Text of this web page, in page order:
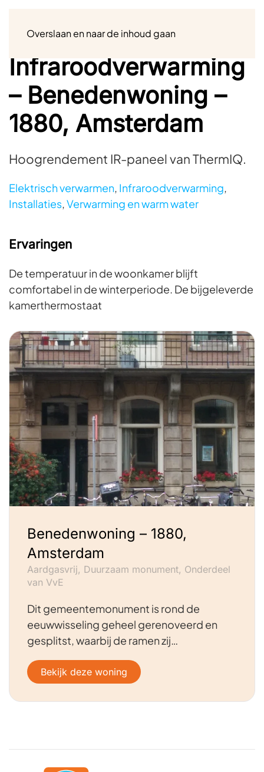
Overslaan en naar de inhoud gaan
Infraroodverwarming
– Benedenwoning –
1880, Amsterdam
Hoogrendement IR-paneel van ThermIQ.
Elektrisch verwarmen, Infraroodverwarming,
Installaties,Verwarming en warm water
Ervaringen
De temperatuur in de woonkamer blijft
comfortabel in de winterperiode. De bijgeleverde
kamerthermostaat
Benedenwoning – 1880,
Amsterdam
Aardgasvrij, Duurzaam monument, Onderdeel
van VvE
Dit gemeentemonument is rond de
eeuwwisseling geheel gerenoveerd en
gesplitst, waarbij de ramen zij…
Bekijk deze woning